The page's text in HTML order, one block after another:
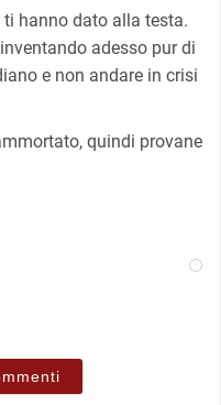
ti hanno dato alla testa.
adesso pur di
e non andare in crisi
quindi provane